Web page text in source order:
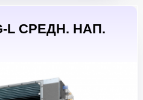
L СРЕДН. НАП.